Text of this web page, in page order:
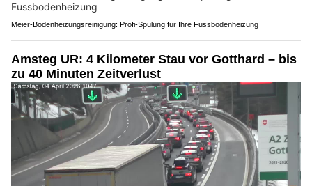
Meier-Bodenheizungsreinigung: Profi-Spülung für Ihre Fussbodenheizung
Amsteg UR: 4 Kilometer Stau vor Gotthard – bis
zu 40 Minuten Zeitverlust